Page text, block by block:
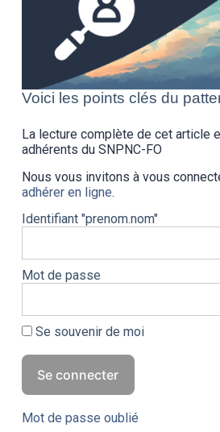
Voici les points clés du
La lecture complète de cet article
adhérents du SNPNC-FO
Nous vous invitons à vous
adhérer en ligne.
Identifiant "prenom.nom"
Mot de passe
Se souvenir de moi
Mot de passe oublié